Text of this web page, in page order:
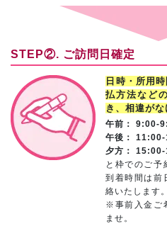
STEP②. ご訪問日確定
日時・所用
払方法など
き、相違が
午前： 9:00-
午後：
夕方：
と枠でのご予
到着時間は前
絡いたします。
※事前入金ご
ませ。